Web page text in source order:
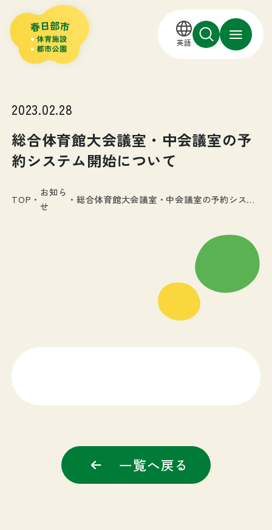
英語
2023.02.28
総合体育館大会議室・中会議室の予
約システム開始について
TOP ・
お知ら
せ
・ 総合体育館大会議室・中会議室の予約システ
一覧へ戻る